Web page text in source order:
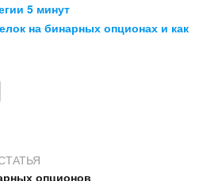
5 минут
на бинарных опционах и как
опционов